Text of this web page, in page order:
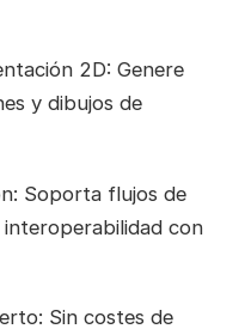
2D: Genere
y dibujos de
Soporta flujos de
con
Sin costes de